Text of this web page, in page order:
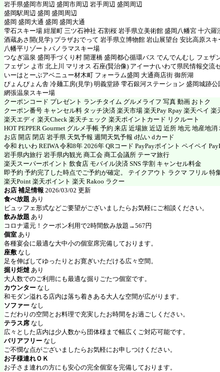
岩手県盛岡市周辺 盛岡市周辺 岩手周辺 盛岡周辺
盛岡駅周辺 盛岡 盛岡周辺
盛岡 盛岡大通 盛岡 盛岡大通
雫石スキー場 紺屋町 三ツ石神社 石割桜 岩手県立美術館 盛岡八幡宮 十六羅
酒蔵あさ開(見学) プラザおでって 岩手県立博物館 岩山展望台 安比高原スキ
八幡平リゾートパノラマスキー場
つなぎ温泉 盛岡手づくり村 開運橋 盛岡都心循環バス でんでんむし フェザ
フェザン よ市 北上川 マリオス 石座(賢治像) アイーナ(いわて県民情報交流
いーはとーぶアベニュー材木町 フォーラム盛岡 大通商店街 御所湖
ぴょんぴょん舎 冷麺工房(見学) 明義堂跡 雫石銀河ステーション 盛岡城跡公
網張温泉スキー場
クーポンコード プレゼント ランチタイム グルメライフ 写真 動画 おトク
クーポン番号 キャンセル料 タッチ決済 楽天市場 楽天Pay Rpay 楽天ペイ 楽
楽天エディ 楽天Check 楽天チェック 楽天ポイントカード リクルート
HOT PEPPER Gourmet グルメ手帳 予約 来店 近場旅 近辺 近所 地元 地産地
お店 開店 閉店 岩手県 天気予報 週間天気予報 d払い dカード
令和 れいわ REIWA 令和8年 2026年 QRコード PayPayポイント ペイペイ
岩手県内旅行 岩手県内観光 商工会 商工会議所 テーマ旅行
楽天スーパーポイント 飲食店 モバイル決済 SNS 学割 キャンセル料金
即予約 予約完了した時点でご予約が確定。 テイクアウト ラクマ フリル 特
楽天Point 楽天ポイント 楽天 Rakoo ラクー
お店 補足情報 2026/03/02 更新
食べ放題 あり
ビュッフェ形式などご要望がございましたらお気軽にご相談ください。
飲み放題 あり
コロナ還元！クーポン利用で2時間飲み放題→567円
個室 あり
各種宴会に最適な大中小の個室席完備しております。
座敷 なし
足を伸ばしてゆったりとお寛ぎいただける広々空間。
掘り炬燵 あり
大人数でのご利用にも最適な掘りごたつ個室です。
カウンター なし
和モダン溢れる店内は落ち着きある大人な空間が広がります。
ソファー なし
こだわりの空間とお料理で充実したお時間をお過ごしください。
テラス席 なし
広々とした店内は少人数から団体様まで幅広くご対応可能です。
バリアフリー なし
ご不憫な点がございましたらお気軽にお申しつけください。
お子様連れＯＫ
お子さま連れの方にも安心の完全個室を完備しております。